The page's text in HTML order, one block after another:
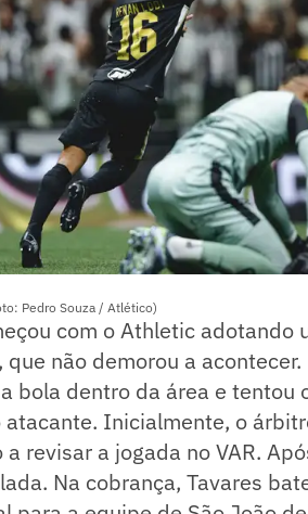
Pedro Souza / Atlético)
com o Athletic adotando
não demorou a acontecer.
bola dentro da área e tentou
Inicialmente, o
revisar a jogada no VAR.
Na cobrança, Tavares